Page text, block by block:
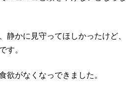
静かに見守ってほしかったけど、
す。
欲がなくなっできました。